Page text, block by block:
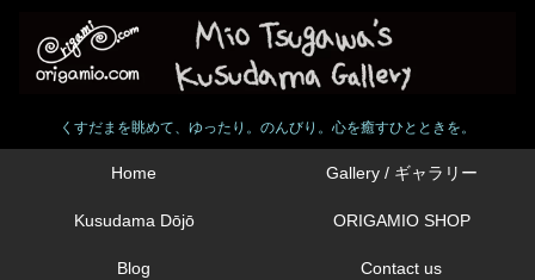
くすだまを眺めて、ゆったり。のんびり。心を癒すひとときを。
Home Gallery / ギャラリー
Kusudama Dōjō ORIGAMIO SHOP
Blog Contact us